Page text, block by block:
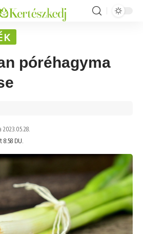
póréhagyma
8:58 DU.
2023.05.28.